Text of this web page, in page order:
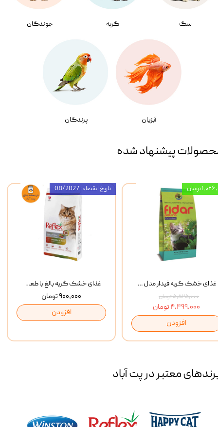
سگ گربه جوندگان
آبزیان پرندگان
پیشنهاد شده
غذای خشک گربه بالغ با طعم مرغ و برنج رفلکس Reflex Multi Color Chicken And Rice وزن 1 کیلوگرم
۹۰۰,۰۰۰ تومان
افزودن
تاریخ انقضاء : 08/2027
غذای خشک گربه فیدار مدل Adult وزن 10 کیلوگرم
۵,۵۲۵,۰۰۰ تومان
۴,۴۹۹,۰۰۰ تومان
افزودن
تومان
معتبر در پت آباد